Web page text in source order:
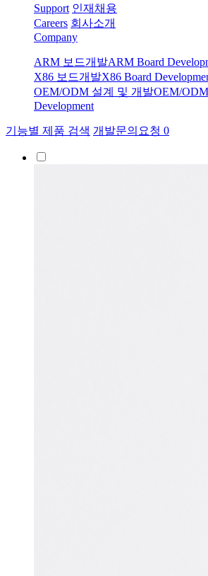
Support 인재채용
Careers 회사소개
Company
ARM 보드개발ARM Board
X86 보드개발X86 Board
OEM/ODM 설계 및 개발OEM/
Development
기능별 제품 검색 개발문의요청 0